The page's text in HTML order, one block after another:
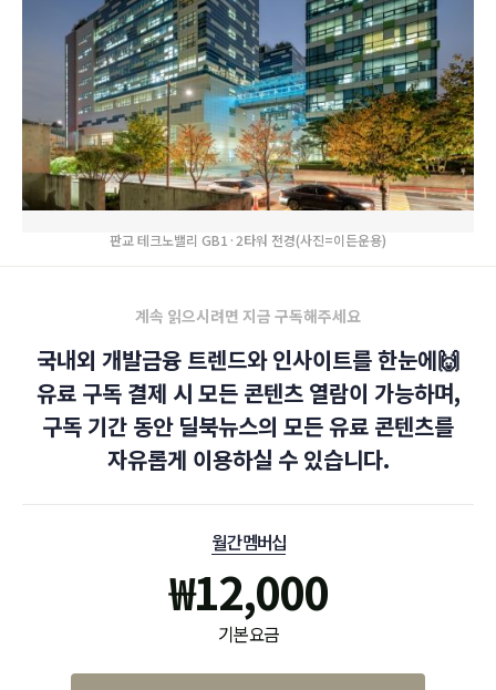
판교 테크노밸리 GB1·2타워 전경(사진=이든운용)
계속 읽으시려면 지금 구독해주세요
국내외 개발금융 트렌드와 인사이트를 한눈에🙌
유료 구독 결제 시 모든 콘텐츠 열람이 가능하며,
구독 기간 동안 딜북뉴스의 모든 유료 콘텐츠를
자유롭게 이용하실 수 있습니다.
월간 멤버십
₩12,000
기본 요금